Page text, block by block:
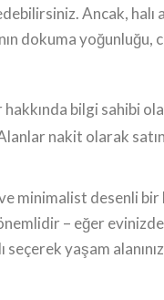
Ancak, halı
dokuma
hakkında bilgi sahibi
nakit olarak
minimalist desenli bir
– eğer
yaşam